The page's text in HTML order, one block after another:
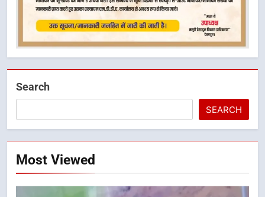
Search
SEARCH
Most Viewed